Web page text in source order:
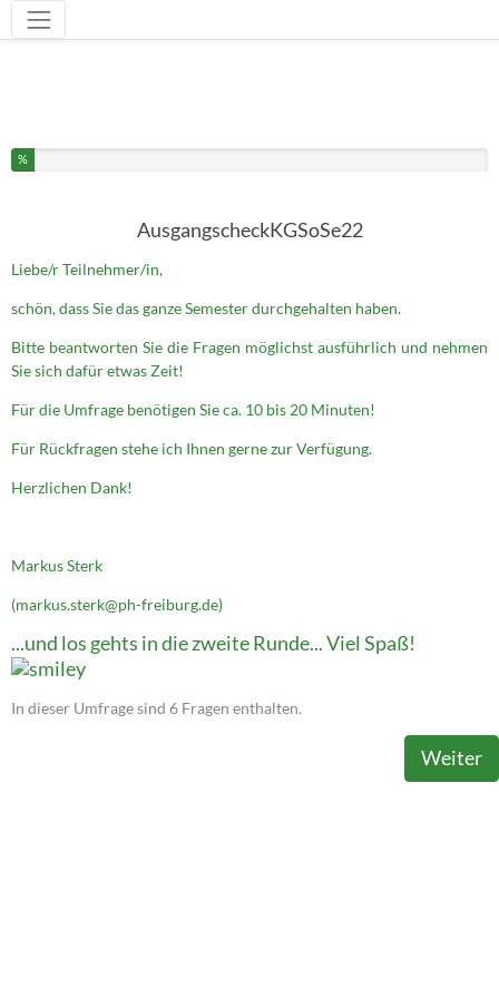
Werkzeuge
Sie haben % dieser Umfrage fertiggestellt.
%
AusgangscheckKGSoSe22
Liebe/r Teilnehmer/in,
schön, dass Sie das ganze Semester durchgehalten haben.
Bitte beantworten Sie die Fragen möglichst ausführlich und nehmen
Sie sich dafür etwas Zeit!
Für die Umfrage benötigen Sie ca. 10 bis 20 Minuten!
Für Rückfragen stehe ich Ihnen gerne zur Verfügung.
Herzlichen Dank!
Markus Sterk
(markus.sterk@ph-freiburg.de)
...und los gehts in die zweite Runde... Viel Spaß!
In dieser Umfrage sind 6 Fragen enthalten.
Weiter